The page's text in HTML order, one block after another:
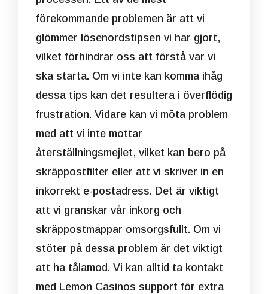
förekommande problemen är att vi
glömmer lösenordstipsen vi har gjort,
vilket förhindrar oss att förstå var vi
ska starta. Om vi inte kan komma ihåg
dessa tips kan det resultera i överflödig
frustration. Vidare kan vi möta problem
med att vi inte mottar
återställningsmejlet, vilket kan bero på
skräppostfilter eller att vi skriver in en
inkorrekt e-postadress. Det är viktigt
att vi granskar vår inkorg och
skräppostmappar omsorgsfullt. Om vi
stöter på dessa problem är det viktigt
att ha tålamod. Vi kan alltid ta kontakt
med Lemon Casinos support för extra